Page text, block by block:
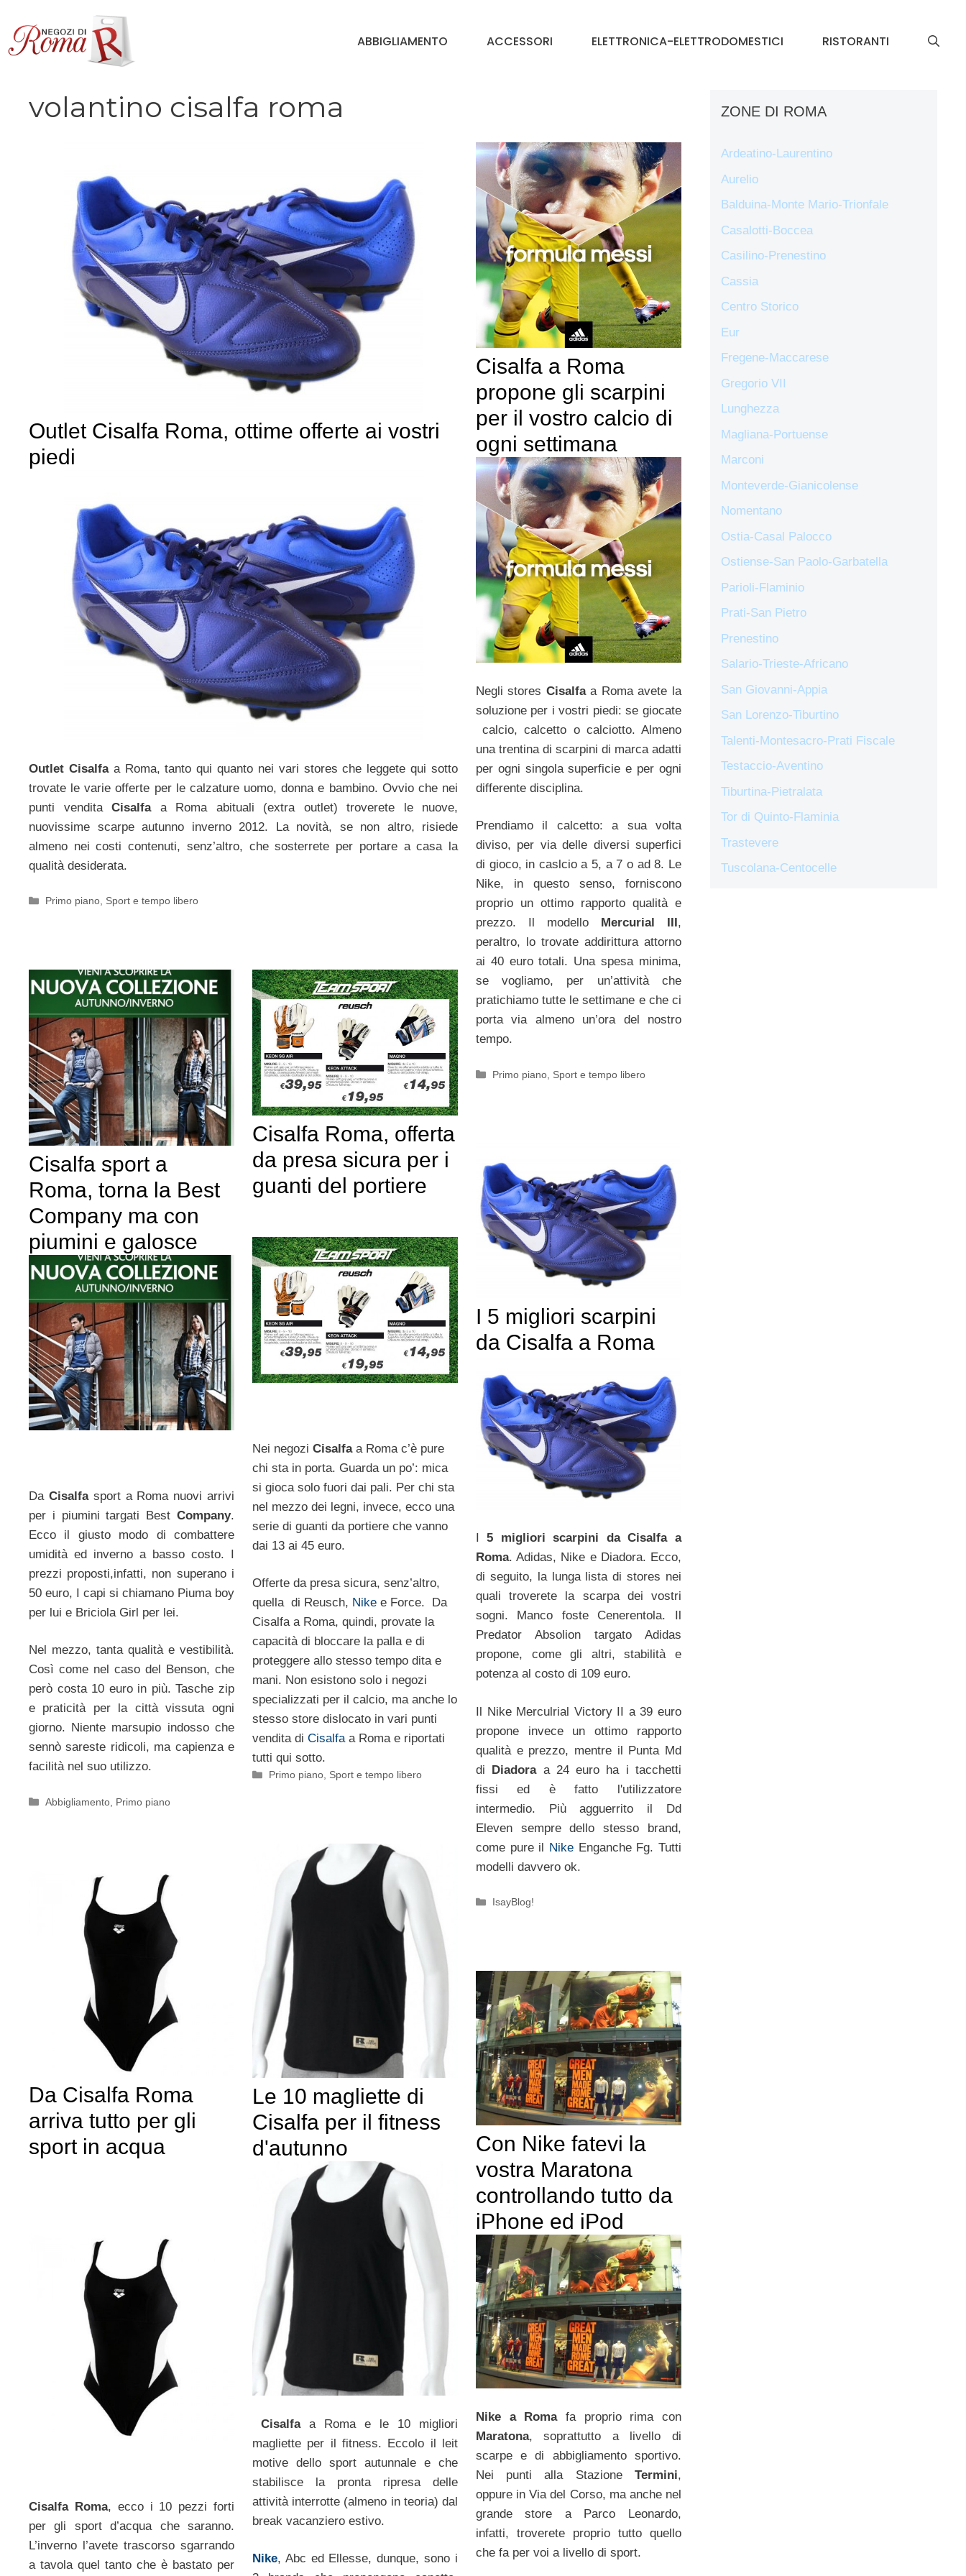
contenuto
ABBIGLIAMENTO ACCESSORI ELETTRONICA-ELETTRODOMESTICI RISTORANTI
volantino cisalfa roma
Outlet Cisalfa Roma, ottime offerte ai vostri
piedi
Outlet Cisalfaa Roma, tanto qui quanto nei vari stores che leggete qui sotto
trovate le varie offerte per le calzature uomo, donna e bambino. Ovvio che nei
punti vendita Cisalfaa Roma abituali (extra outlet) troverete le nuove,
nuovissime scarpe autunno inverno 2012. La novità, se non altro, risiede
almeno nei costi contenuti, senz’altro, che sosterrete per portare a casa la
qualità desiderata.
Categorie
Primo piano, Sport e tempo libero
Cisalfa a Roma
propone gli scarpini
per il vostro calcio di
ogni settimana
Negli stores Cisalfaa Roma avete la
soluzione per i vostri piedi: se giocate
calcio, calcetto o calciotto. Almeno
una trentina di scarpini di marca adatti
per ogni singola superficie e per ogni
differente disciplina.
Prendiamo il calcetto: a sua volta
diviso, per via delle diversi superfici
di gioco, in caslcio a 5, a 7 o ad 8. Le
Nike, in questo senso, forniscono
proprio un ottimo rapporto qualità e
prezzo. Il modello
Mercurial III ,
peraltro, lo trovate addirittura attorno
ai 40 euro totali. Una spesa minima,
se vogliamo, per un’attività che
pratichiamo tutte le settimane e che ci
porta via almeno un’ora del nostro
tempo.
Categorie
Primo piano Sport e tempo libero
Cisalfa sport a
Roma, torna la Best
Company ma con
piumini e galosce
Da Cisalfasport a Roma nuovi arrivi
per i piumini targati Best Company.
Ecco il giusto modo di combattere
umidità ed inverno a basso costo. I
prezzi proposti,infatti, non superano i
50 euro, I capi si chiamano Piuma boy
per lui e Briciola Girl per lei.
Nel mezzo, tanta qualità e vestibilità.
Così come nel caso del Benson, che
però costa 10 euro in più. Tasche zip
e praticità per la città vissuta ogni
giorno. Niente marsupio indosso che
sennò sareste ridicoli, ma capienza e
facilità nel suo utilizzo.
Categorie
Abbigliamento Primo piano
Cisalfa Roma, offerta
da presa sicura per i
guanti del portiere
Nei negozi Cisalfaa Roma c’è pure
chi sta in porta. Guarda un po’: mica
si gioca solo fuori dai pali. Per chi sta
nel mezzo dei legni, invece, ecco una
serie di guanti da portiere che vanno
dai 13 ai 45 euro.
Offerte da presa sicura, senz’altro,
quella di Reusch, Nikee Force. Da
Cisalfa a Roma, quindi, provate la
capacità di bloccare la palla e di
proteggere allo stesso tempo dita e
mani. Non esistono solo i negozi
specializzati per il calcio, ma anche lo
stesso store dislocato in vari punti
vendita di Cisalfaa Roma e riportati
tutti qui sotto.
Categorie
Primo piano Sport e tempo libero
I 5 migliori scarpini
da Cisalfa a Roma
I5 migliori scarpini da Cisalfa a
Roma. Adidas, Nike e Diadora. Ecco,
di seguito, la lunga lista di stores nei
quali troverete la scarpa dei vostri
sogni. Manco foste Cenerentola. Il
Predator Absolion targato Adidas
propone, come gli altri, stabilità e
potenza al costo di 109 euro.
Il Nike Merculrial Victory II a 39 euro
propone invece un ottimo rapporto
qualità e prezzo, mentre il Punta Md
di Diadoraa 24 euro ha i tacchetti
fissi ed è fatto l'utilizzatore
intermedio. Più agguerrito il Dd
Eleven sempre dello stesso brand,
come pure il NikeEnganche Fg. Tutti
modelli davvero ok.
Categorie
IsayBlog!
Le 10 magliette di
Cisalfa per il fitness
d'autunno
Cisalfaa Roma e le 10 migliori
magliette per il fitness. Eccolo il leit
motive dello sport autunnale e che
stabilisce la pronta ripresa delle
attività interrotte (almeno in teoria) dal
break vacanziero estivo.
Nike, Abc ed Ellesse, dunque, sono i
Da Cisalfa Roma
arriva tutto per gli
sport in acqua
Cisalfa Roma, ecco i 10 pezzi forti
per gli sport d’acqua che saranno.
L’inverno l’avete trascorso sgarrando
a tavola quel tanto che è bastato per
Con Nike fatevi la
vostra Maratona
controllando tutto da
iPhone ed iPod
Nike a Romafa proprio rima con
Maratona, soprattutto a livello di
scarpe e di abbigliamento sportivo.
Nei punti alla Stazione Termini,
oppure in Via del Corso, ma anche nel
grande store a Parco Leonardo,
infatti, troverete proprio tutto quello
che fa per voi a livello di sport.
ZONE DI ROMA
Ardeatino-Laurentino
Aurelio
Balduina-Monte Mario-Trionfale
Casalotti-Boccea
Casilino-Prenestino
Cassia
Centro Storico
Eur
Fregene-Maccarese
Gregorio VII
Lunghezza
Magliana-Portuense
Marconi
Monteverde-Gianicolense
Nomentano
Ostia-Casal Palocco
Ostiense-San Paolo-Garbatella
Parioli-Flaminio
Prati-San Pietro
Prenestino
Salario-Trieste-Africano
San Giovanni-Appia
San Lorenzo-Tiburtino
Talenti-Montesacro-Prati Fiscale
Testaccio-Aventino
Tiburtina-Pietralata
Tor di Quinto-Flaminia
Trastevere
Tuscolana-Centocelle